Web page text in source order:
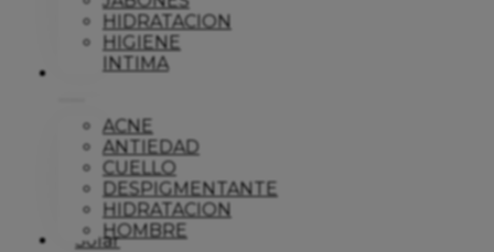
HIDRATACION
HIGIENE
INTIMA
Dermo
ACNE
ANTIEDAD
CUELLO
DESPIGMENTANTE
HIDRATACION
HOMBRE
Solar